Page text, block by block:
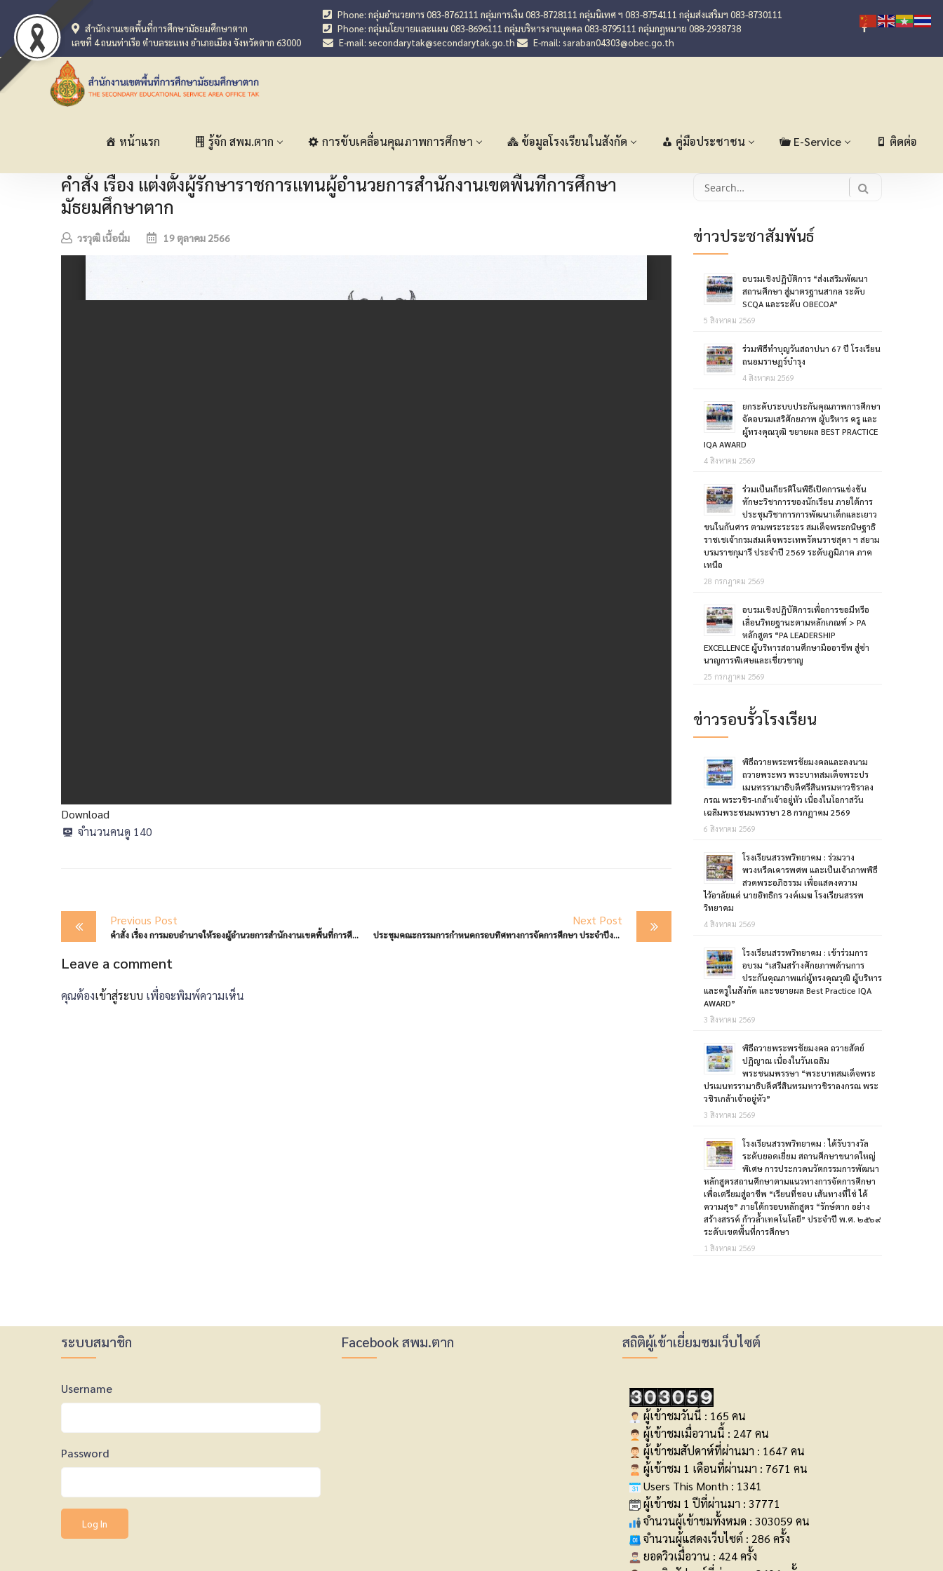
สำนักงานเขตพื้นที่การศึกษามัธยมศึกษาตาก
เลขที่ 4 ถนนท่าเรือ ตำบลระแหง อำเภอเมือง จังหวัดตาก 63000
Phone: กลุ่มอำนวยการ 083-8762111 กลุ่มการเงิน 083-8728111 กลุ่มนิเทศ ฯ 083-8754111 กลุ่มส่งเสริมฯ 083-8730111
Phone: กลุ่มนโยบายและแผน 083-8696111 กลุ่มบริหารงานบุคคล 083-8795111 กลุ่มกฎหมาย 088-2938738
E-mail: secondarytak@secondarytak.go.th
E-mail: saraban04303@obec.go.th
หน้าแรก รู้จัก สพม.ตาก การขับเคลื่อนคุณภาพการศึกษา ข้อมูลโรงเรียนในสังกัด คู่มือประชาชน E-Service ติดต่อ
คำสั่ง เรื่อง แต่งตั้งผู้รักษาราชการแทนผู้อำนวยการสำนักงานเขตพื้นที่การศึกษา
มัธยมศึกษาตาก
วรวุฒิ เนื้อนิ่ม 19 ตุลาคม 2566
Download
จำนวนคนดู 140
Post
navigation
Previous Post
คำสั่ง เรื่อง การมอบอำนาจให้รองผู้อำนวยการสำนักงานเขตพื้นที่การศึกษา ปฏิบัติราชการแทนผู้อำนวยการสำนักงานเขตพื้นที่การศึกษามัธยมศึกษาตาก
Next Post
ประชุมคณะกรรมการกำหนดกรอบทิศทางการจัดการศึกษา ประจำปีงบประมาณ พ.ศ. 2566
Leave a comment
คุณต้องเข้าสู่ระบบ เพื่อจะพิมพ์ความเห็น
Search
ข่าวประชาสัมพันธ์
อบรมเชิงปฏิบัติการ “ส่งเสริมพัฒนา
สถานศึกษา สู่มาตรฐานสากล ระดับ
SCQA และระดับ OBECOA”
5 สิงหาคม 2569
ร่วมพิธีทำบุญวันสถาปนา 67 ปี โรงเรียน
ถนอมราษฎร์บำรุง
4 สิงหาคม 2569
ยกระดับระบบประกันคุณภาพการศึกษา
จัดอบรมเสริศักยภาพ ผู้บริหาร ครู และ
ผู้ทรงคุณวุฒิ ขยายผล BEST PRACTICE
IQA AWARD
4 สิงหาคม 2569
ร่วมเป็นเกียรติในพิธีเปิดการแข่งขัน
ทักษะวิชาการของนักเรียน ภายใต้การ
ประชุมวิชาการการพัฒนาเด็กและเยาว
ขนในกันศาร ตามพระระระร สมเด็จพระกนิษฐาธิ
ราชเชเจ้ากรมสมเด็จพระเทพรัตนราชสุดา ฯ สยาม
บรมราชกุมารี ประจำปี 2569 ระดับภูมิภาค ภาค
เหนือ
28 กรกฎาคม 2569
อบรมเชิงปฏิบัติการเพื่อการขอมีหรือ
เลื่อนวิทยฐานะตามหลักเกณฑ์ > PA
หลักสูตร “PA LEADERSHIP
EXCELLENCE ผู้บริหารสถานศึกษามืออาชีพ สู่ซ่า
นาญการพิเศษและเชี่ยวชาญ
25 กรกฎาคม 2569
ข่าวรอบรั้วโรงเรียน
พิธีถวายพระพรชัยมงคลและลงนาม
ถวายพระพร พระบาทสมเด็จพระปร
เมนทรรามาธิบดีศรีสินทรมหาวชิราลง
กรณ พระวชิร-เกล้าเจ้าอยู่หัว เนื่องในโอกาสวัน
เฉลิมพระชนมพรรษา 28 กรกฎาคม 2569
6 สิงหาคม 2569
โรงเรียนสรรพวิทยาคม : ร่วมวาง
พวงหรีดเคารพศพ และเป็นเจ้าภาพพิธี
สวดพระอภิธรรม เพื่อแสดงความ
ไว้อาลัยแด่ นายอิทธิกร วงค์เมฆ โรงเรียนสรรพ
วิทยาคม
4 สิงหาคม 2569
โรงเรียนสรรพวิทยาคม : เข้าร่วมการ
อบรม “เสริมสร้างศักยภาพด้านการ
ประกันคุณภาพแก่ผู้ทรงคุณวุฒิ ผู้บริหาร
และครูในสังกัด และขยายผล Best Practice IQA
AWARD”
3 สิงหาคม 2569
พิธีถวายพระพรชัยมงคล ถวายสัตย์
ปฏิญาณ เนื่องในวันเฉลิม
พระชนมพรรษา “พระบาทสมเด็จพระ
ปรเมนทรรามาธิบดีศรีสินทรมหาวชิราลงกรณ พระ
วชิรเกล้าเจ้าอยู่หัว”
3 สิงหาคม 2569
โรงเรียนสรรพวิทยาคม : ได้รับรางวัล
ระดับยอดเยี่ยม สถานศึกษาขนาดใหญ่
พิเศษ การประกวดนวัตกรรมการพัฒนา
หลักสูตรสถานศึกษาตามแนวทางการจัดการศึกษา
เพื่อเตรียมสู่อาชีพ “เรียนที่ชอบ เส้นทางที่ใช่ ได้
ความสุข” ภายใต้กรอบหลักสูตร “รักษ์ตาก อย่าง
สร้างสรรค์ ก้าวล้ำเทคโนโลยี” ประจำปี พ.ศ. ๒๕๖๙
ระดับเขตพื้นที่การศึกษา
1 สิงหาคม 2569
ระบบสมาชิก
Username
Password
Facebook สพม.ตาก สถิติผู้เข้าเยี่ยมชมเว็บไซต์
ผู้เข้าชมวันนี้ : 165 คน
ผู้เข้าชมเมื่อวานนี้ : 247 คน
ผู้เข้าชมสัปดาห์ที่ผ่านมา : 1647 คน
ผู้เข้าชม 1 เดือนที่ผ่านมา : 7671 คน
Users This Month : 1341
ผู้เข้าชม 1 ปีที่ผ่านมา : 37771
จำนวนผู้เข้าชมทั้งหมด : 303059 คน
จำนวนผู้แสดงเว็บไซต์ : 286 ครั้ง
ยอดวิวเมื่อวาน : 424 ครั้ง